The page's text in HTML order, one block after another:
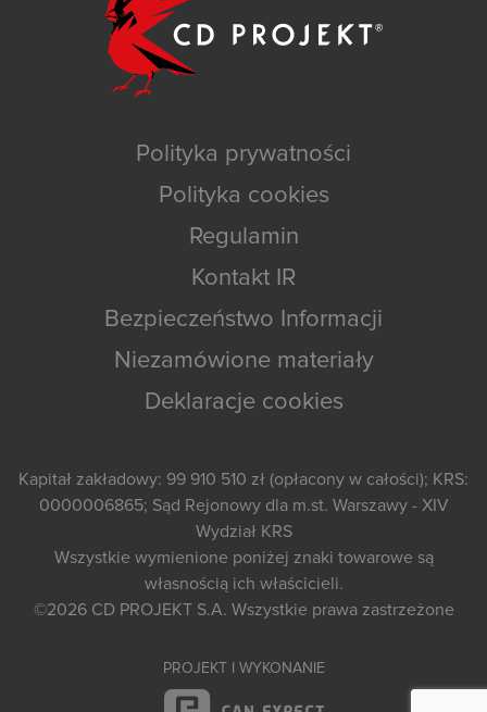
Polityka prywatności
Polityka cookies
Regulamin
Kontakt IR
Bezpieczeństwo Informacji
Niezamówione materiały
Deklaracje cookies
Kapitał zakładowy: 99 910 510 zł (opłacony w całości); KRS:
0000006865; Sąd Rejonowy dla m.st. Warszawy - XIV
Wydział KRS
Wszystkie wymienione poniżej znaki towarowe są
własnością ich właścicieli.
©2026 CD PROJEKT S.A. Wszystkie prawa zastrzeżone
PROJEKT I WYKONANIE